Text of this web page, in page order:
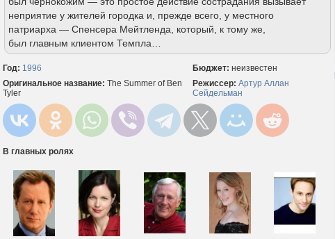
неприятие у жителей городка и, прежде всего, у местного
патриарха — Спенсера Мейтленда, который, к тому же,
был главным клиентом Темпла…
Год: 1996 Бюджет: неизвестен
Оригинальное название: The Summer of Ben
Tyler
Режиссер: Артур Аллан
Сейдельман
В главных ролях